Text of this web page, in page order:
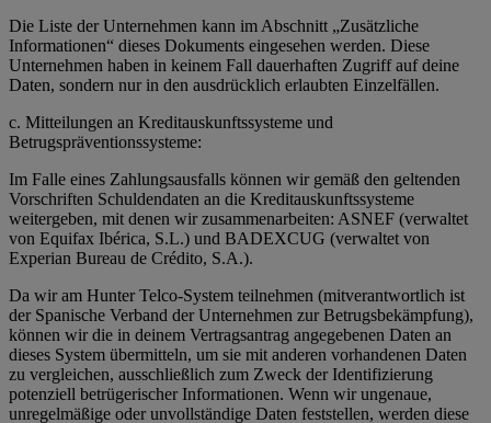
Die Liste der Unternehmen kann im Abschnitt „Zusätzliche
Informationen“ dieses Dokuments eingesehen werden. Diese
Unternehmen haben in keinem Fall dauerhaften Zugriff auf deine
Daten, sondern nur in den ausdrücklich erlaubten Einzelfällen.
c. Mitteilungen an Kreditauskunftssysteme und
Betrugspräventionssysteme:
Im Falle eines Zahlungsausfalls können wir gemäß den geltenden
Vorschriften Schuldendaten an die Kreditauskunftssysteme
weitergeben, mit denen wir zusammenarbeiten: ASNEF (verwaltet
von Equifax Ibérica, S.L.) und BADEXCUG (verwaltet von
Experian Bureau de Crédito, S.A.).
Da wir am Hunter Telco-System teilnehmen (mitverantwortlich ist
der Spanische Verband der Unternehmen zur Betrugsbekämpfung),
können wir die in deinem Vertragsantrag angegebenen Daten an
dieses System übermitteln, um sie mit anderen vorhandenen Daten
zu vergleichen, ausschließlich zum Zweck der Identifizierung
potenziell betrügerischer Informationen. Wenn wir ungenaue,
unregelmäßige oder unvollständige Daten feststellen, werden diese